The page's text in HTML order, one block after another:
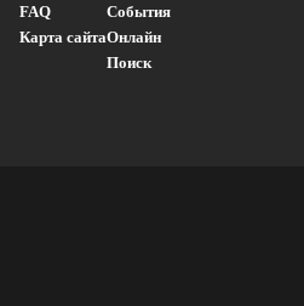
FAQ
Карта сайта
События
Онлайн
Поиск